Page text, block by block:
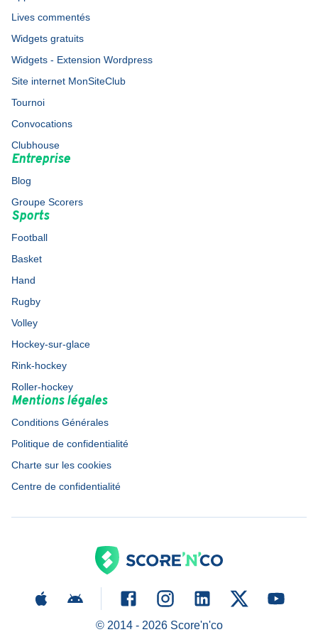
Lives commentés
Widgets gratuits
Widgets - Extension Wordpress
Site internet MonSiteClub
Tournoi
Convocations
Clubhouse
Entreprise
Blog
Groupe Scorers
Sports
Football
Basket
Hand
Rugby
Volley
Hockey-sur-glace
Rink-hockey
Roller-hockey
Mentions légales
Conditions Générales
Politique de confidentialité
Charte sur les cookies
Centre de confidentialité
© 2014 - 2026Score'n'co